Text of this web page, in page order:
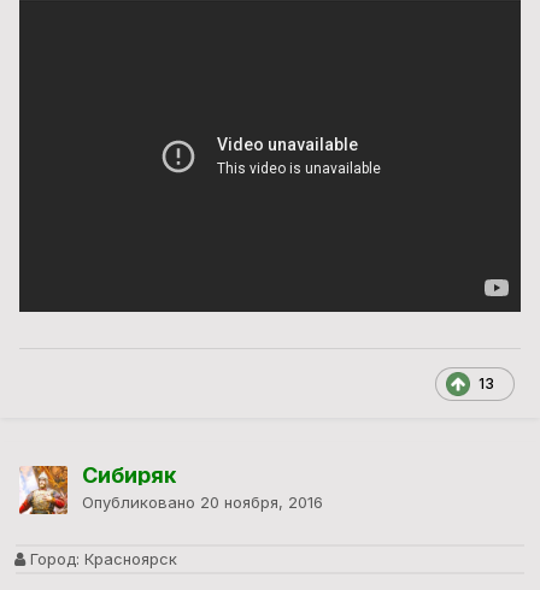
13
Сибиряк
Опубликовано 20 ноября, 2016
Город: Красноярск